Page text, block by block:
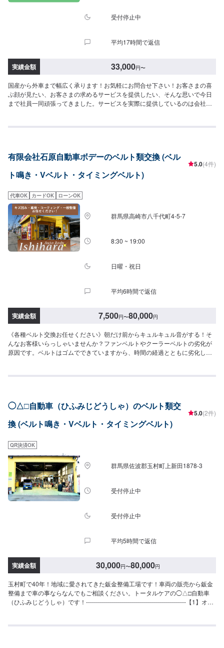
受付停止中
平均17時間で返信
実績金額 33,000円〜
国産から外車まで幅広く承ります！お気軽にお問合せ下さい！お客さまの喜
ぶ顔が見たい、お客さまの求めるサービスを提供したい、そんな思いで今日
まで社員一同頑張ってきました。サービスを実際に提供しているのは会社を
感謝の気持ちを忘れずに、お客さま第一を考えた必要とされるサービスを提
---------【1】オファーにてお問い合わせ【2】お見積り【3】お見積りにご納
得いただければ作業開始【4】仕上がり次第納車-----納期について-----納期は
通常3日～5日程度で納車となります。納期は前後する場合がございます。予
お車の作業中は代車をご利用ください。※代車の燃料代はお客様にご負担いた
だいております。-----ご来店時の注意、受付方法-----倉賀野バイパスを高崎方
面に進み、宮原町交差点を北（高崎/島野町方面）に曲がり直進すると約500
メートルで左手の交差点角に当店があります。入庫の際はお気をつけてお越
しください。駐車スペースは事務所前の空いているスペースに駐車してくだ
さい。受付はスタッフへ「メンテモで予約しました」とお伝えください。ご
案内いたします。【定休日・営業時間】定休日：日曜日、祝日、第二土曜日
有限会社石原自動車ボデーのベルト類交換 (ベル
ト鳴き・Vベルト・タイミングベルト)
5.0(4件)
代車OK カードOK ローンOK
群馬県高崎市八千代町4-5-7
8:30 ~ 19:00
日曜・祝日
平均6時間で返信
実績金額 7,500円〜80,000円
《各種ベルト交換お任せください》朝だけ前からキュルキュル音がする！そ
んなお客様いらっしゃいませんか？ファンベルトやクーラーベルトの劣化が
原因です。ベルトはゴムでできていますから、時間の経過とともに劣化しま
業実績】日産デュアリス12,045円＼＼\\地元で愛され続けて半世紀！//／／先
事、お客様のご予算、納期、代車が必要、移動が難しい（レッカーしてほし
い）などなど…お車のお困りごとについては何でもご相談ください。お困り
ごとにお応えし、解決する「対応力」で、お客様のカーライフのお役に立て
でいくつかのプランをご提示の上、お客様にご納得いただけるプランで作業
を進めて参ります。常連さんから初めての方まで、ご来店を心からお待ちし
ております。--------------------------------------------------【1】オファーにてお問い
合わせ【2】お見積り【3】お見積りにご納得いただければ作業開始【4】仕
上がり次第納車《費用目安》工賃3,300円～ワゴンＲの場合税込7,500円（部
品代込み）《パーツの持ち込み》☑新品・中古パーツの持ち込みOK！オファ
ーの際、使用されるパーツのお写真や詳細などをお送りください。《代車に
意しております。詳しくはお気軽にお問い合わせください。※ガソリン代はお
◯△□自動車（ひふみじどうしゃ）のベルト類交
換 (ベルト鳴き・Vベルト・タイミングベルト)
5.0(2件)
QR決済OK
群馬県佐波郡玉村町上新田1878-3
受付停止中
受付停止中
平均5時間で返信
実績金額 30,000円〜80,000円
玉村町で40年！地域に愛されてきた鈑金整備工場です！車両の販売から鈑金
整備まで車の事ならなんでもご相談ください。トータルケアの◯△□自動車
（ひふみじどうしゃ）です！--------------------------------------------------【1】オフ
ます。車種や状態により納期が前後する場合がございます。予め、ご了承く